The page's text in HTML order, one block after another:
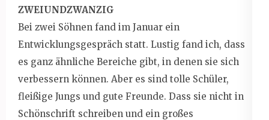
ZWEIUNDZWANZIG
Bei zwei Söhnen fand im Januar ein
Entwicklungsgespräch statt. Lustig fand ich, dass
es ganz ähnliche Bereiche gibt, in denen sie sich
verbessern können. Aber es sind tolle Schüler,
fleißige Jungs und gute Freunde. Dass sie nicht in
Schönschrift schreiben und ein großes